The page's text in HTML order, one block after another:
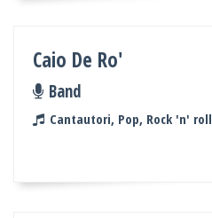
Caio De Ro'
Band
Cantautori, Pop, Rock 'n' roll